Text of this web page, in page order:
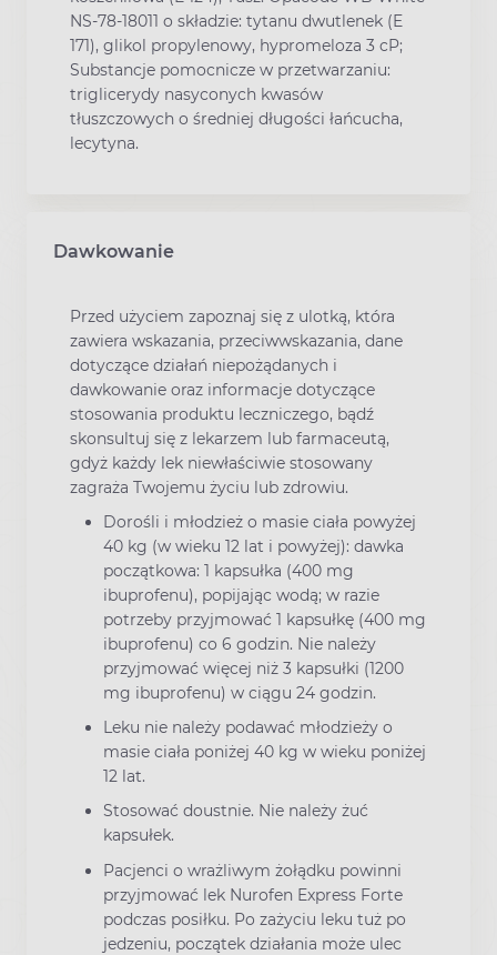
NS-78-18011 o składzie: tytanu dwutlenek (E
171), glikol propylenowy, hypromeloza 3 cP;
Substancje pomocnicze w przetwarzaniu:
triglicerydy nasyconych kwasów
tłuszczowych o średniej długości łańcucha,
lecytyna.
Dawkowanie
Przed użyciem zapoznaj się z ulotką, która
zawiera wskazania, przeciwwskazania, dane
dotyczące działań niepożądanych i
dawkowanie oraz informacje dotyczące
stosowania produktu leczniczego, bądź
skonsultuj się z lekarzem lub farmaceutą,
gdyż każdy lek niewłaściwie stosowany
zagraża Twojemu życiu lub zdrowiu.
Dorośli i młodzież o masie ciała powyżej
40 kg (w wieku 12 lat i powyżej): dawka
początkowa: 1 kapsułka (400 mg
ibuprofenu), popijając wodą; w razie
potrzeby przyjmować 1 kapsułkę (400 mg
ibuprofenu) co 6 godzin. Nie należy
przyjmować więcej niż 3 kapsułki (1200
mg ibuprofenu) w ciągu 24 godzin.
Leku nie należy podawać młodzieży o
masie ciała poniżej 40 kg w wieku poniżej
12 lat.
Stosować doustnie. Nie należy żuć
kapsułek.
Pacjenci o wrażliwym żołądku powinni
przyjmować lek Nurofen Express Forte
podczas posiłku. Po zażyciu leku tuż po
jedzeniu, początek działania może ulec